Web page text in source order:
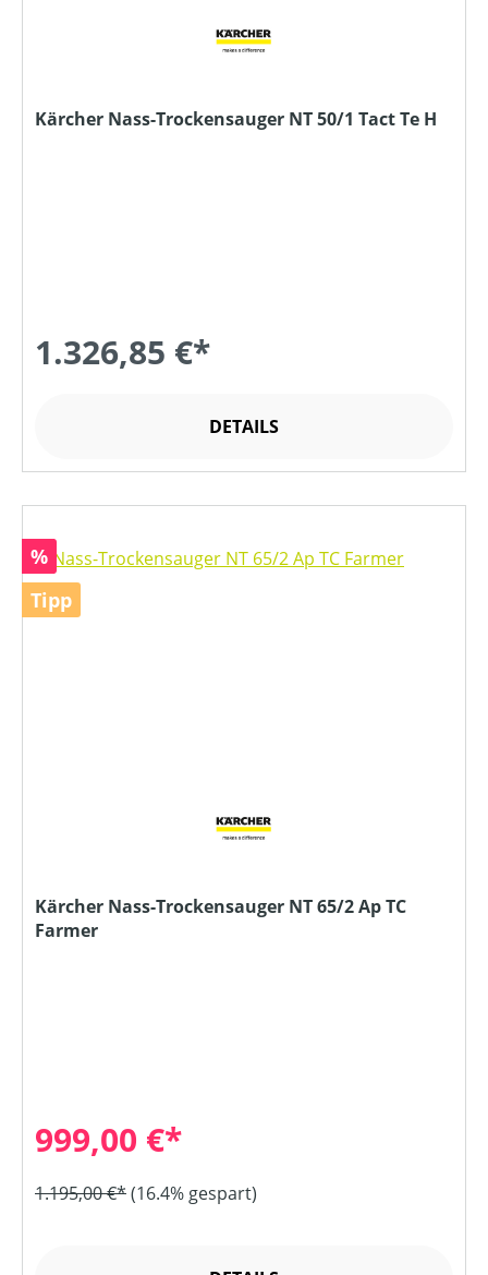
Kärcher Nass-Trockensauger NT 50/1 Tact Te H
1.326,85 €*
DETAILS
Rabatt
%
Tipp
Kärcher Nass-Trockensauger NT 65/2 Ap TC
Farmer
999,00 €*
1.195,00 €*(16.4% gespart)